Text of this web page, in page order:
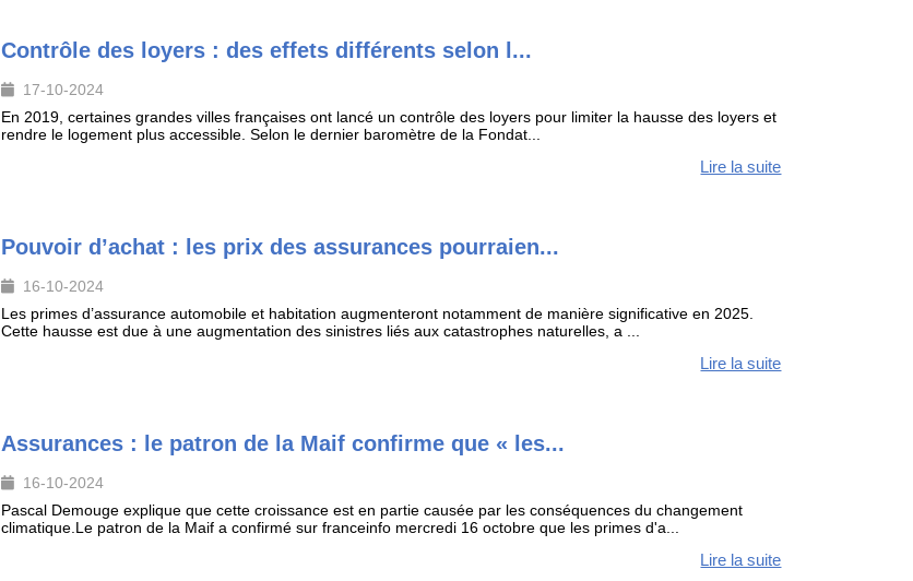
Contrôle des loyers : des effets différents selon l...
17-10-2024
En 2019, certaines grandes villes françaises ont lancé un contrôle des loyers pour limiter la hausse des loyers et
rendre le logement plus accessible. Selon le dernier baromètre de la Fondat...
Lire la suite
Pouvoir d’achat : les prix des assurances pourraien...
16-10-2024
Les primes d’assurance automobile et habitation augmenteront notamment de manière significative en 2025.
Cette hausse est due à une augmentation des sinistres liés aux catastrophes naturelles, a ...
Lire la suite
Assurances : le patron de la Maif confirme que « les...
16-10-2024
Pascal Demouge explique que cette croissance est en partie causée par les conséquences du changement
climatique.Le patron de la Maif a confirmé sur franceinfo mercredi 16 octobre que les primes d'a...
Lire la suite